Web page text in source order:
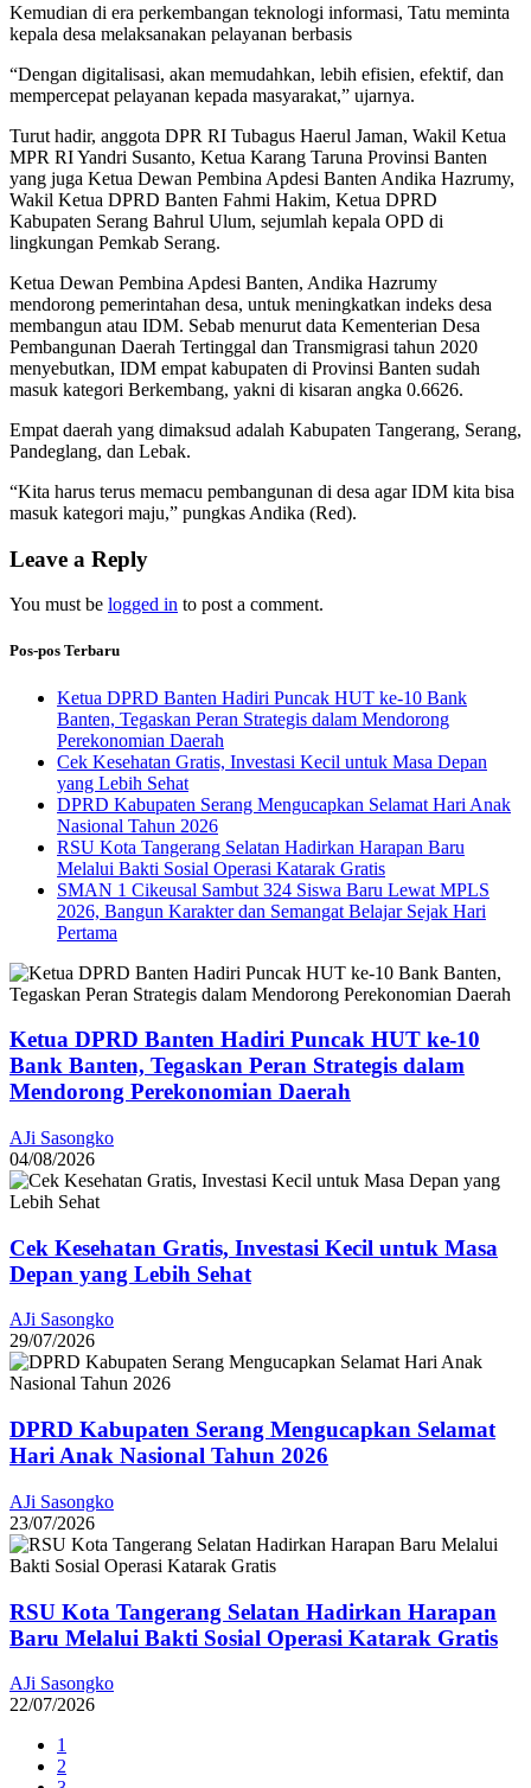
Kemudian di era perkembangan teknologi informasi, Tatu meminta
kepala desa melaksanakan pelayanan berbasis
“Dengan digitalisasi, akan memudahkan, lebih efisien, efektif, dan
mempercepat pelayanan kepada masyarakat,” ujarnya.
Turut hadir, anggota DPR RI Tubagus Haerul Jaman, Wakil Ketua
MPR RI Yandri Susanto, Ketua Karang Taruna Provinsi Banten
yang juga Ketua Dewan Pembina Apdesi Banten Andika Hazrumy,
Wakil Ketua DPRD Banten Fahmi Hakim, Ketua DPRD
Kabupaten Serang Bahrul Ulum, sejumlah kepala OPD di
lingkungan Pemkab Serang.
Ketua Dewan Pembina Apdesi Banten, Andika Hazrumy
mendorong pemerintahan desa, untuk meningkatkan indeks desa
membangun atau IDM. Sebab menurut data Kementerian Desa
Pembangunan Daerah Tertinggal dan Transmigrasi tahun 2020
menyebutkan, IDM empat kabupaten di Provinsi Banten sudah
masuk kategori Berkembang, yakni di kisaran angka 0.6626.
Empat daerah yang dimaksud adalah Kabupaten Tangerang, Serang,
Pandeglang, dan Lebak.
“Kita harus terus memacu pembangunan di desa agar IDM kita bisa
masuk kategori maju,” pungkas Andika (Red).
Leave a Reply
You must be logged in to post a comment.
Pos-pos Terbaru
Ketua DPRD Banten Hadiri Puncak HUT ke-10 Bank
Banten, Tegaskan Peran Strategis dalam Mendorong
Perekonomian Daerah
Cek Kesehatan Gratis, Investasi Kecil untuk Masa Depan
yang Lebih Sehat
DPRD Kabupaten Serang Mengucapkan Selamat Hari Anak
Nasional Tahun 2026
RSU Kota Tangerang Selatan Hadirkan Harapan Baru
Melalui Bakti Sosial Operasi Katarak Gratis
SMAN 1 Cikeusal Sambut 324 Siswa Baru Lewat MPLS
2026, Bangun Karakter dan Semangat Belajar Sejak Hari
Pertama
Ketua DPRD Banten Hadiri Puncak HUT ke-10
Bank Banten, Tegaskan Peran Strategis dalam
Mendorong Perekonomian Daerah
AJi Sasongko
04/08/2026
Cek Kesehatan Gratis, Investasi Kecil untuk Masa
Depan yang Lebih Sehat
AJi Sasongko
29/07/2026
DPRD Kabupaten Serang Mengucapkan Selamat
Hari Anak Nasional Tahun 2026
AJi Sasongko
23/07/2026
RSU Kota Tangerang Selatan Hadirkan Harapan
Baru Melalui Bakti Sosial Operasi Katarak Gratis
AJi Sasongko
22/07/2026
1
2